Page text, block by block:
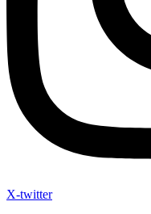
X-twitter